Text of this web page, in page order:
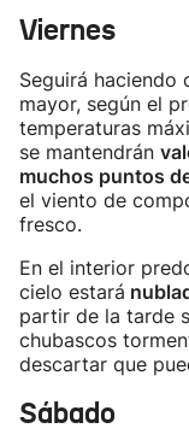
Viernes
Seguirá haciendo
mayor, según el
temperaturas
se mantendrán
muchos puntos
el viento de
fresco.
En el interior
cielo estará
partir de la tarde
chubascos
descartar que
Sábado